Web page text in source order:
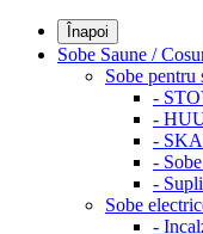
Înapoi
Sobe Saune /
Sobe pentru
-
-
-
-
-
Sobe
-